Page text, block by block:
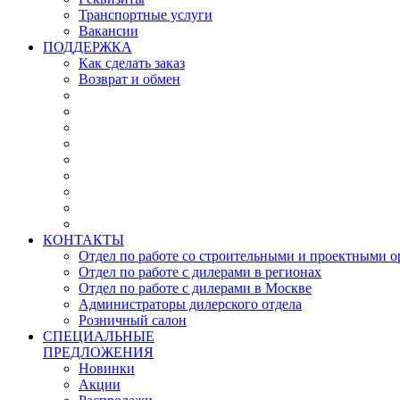
Транспортные услуги
Вакансии
ПОДДЕРЖКА
Как сделать заказ
Возврат и обмен
КОНТАКТЫ
Отдел по работе со строительными и проектными
Отдел по работе с дилерами в регионах
Отдел по работе с дилерами в Москве
Администраторы дилерского отдела
Розничный салон
СПЕЦИАЛЬНЫЕ
ПРЕДЛОЖЕНИЯ
Новинки
Акции